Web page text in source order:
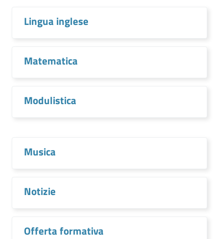
Lingua inglese
Matematica
Modulistica
Musica
Notizie
Offerta formativa